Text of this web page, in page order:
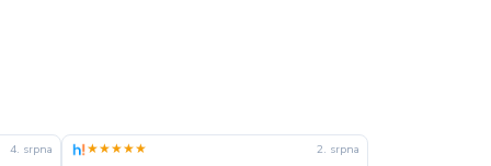
4. srpna ★★★★★ 2. srpna